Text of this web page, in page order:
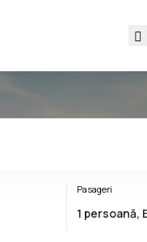
Pasageri